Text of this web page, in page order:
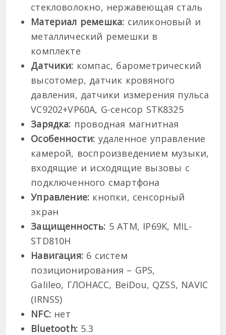
стекловолокно, нержавеющая сталь
Материал ремешка: силиконовый и
металлический ремешки в
комплекте
Датчики: компас, барометрический
высотомер, датчик кровяного
давления, датчики измерения пульса
VC9202+VP60A, G-сенсор STK8325
Зарядка: проводная магнитная
Особенности: удаленное управление
камерой, воспроизведением музыки,
входящие и исходящие вызовы с
подключенного смартфона
Управление: кнопки, сенсорный
экран
Защищенность: 5 ATM, IP69K, MIL-
STD810H
Навигация: 6 систем
позиционирования – GPS,
Galileo, ГЛОНАСС, BeiDou, QZSS, NAVIC
(IRNSS)
NFC:нет
Bluetooth: 5.3